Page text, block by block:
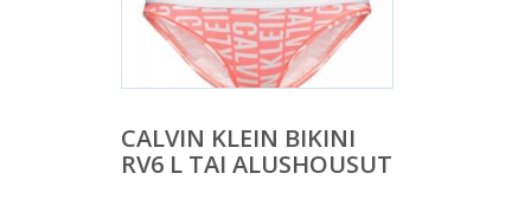
CALVIN KLEIN BIKINI
RV6 L TAI ALUSHOUSUT